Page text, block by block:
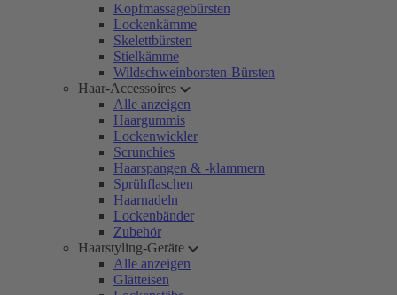
Kopfmassagebürsten
Lockenkämme
Skelettbürsten
Stielkämme
Wildschweinborsten-Bürsten
Haar-Accessoires
Alle anzeigen
Haargummis
Lockenwickler
Scrunchies
Haarspangen & -klammern
Sprühflaschen
Haarnadeln
Lockenbänder
Zubehör
Haarstyling-Geräte
Alle anzeigen
Glätteisen